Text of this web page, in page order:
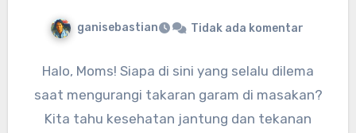
ganisebastian Tidak ada komentar
Halo, Moms! Siapa di sini yang selalu dilema
saat mengurangi takaran garam di masakan?
Kita tahu kesehatan jantung dan tekanan